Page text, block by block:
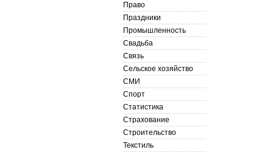
Право
Праздники
Промышленность
Свадьба
Связь
Сельское хозяйство
СМИ
Спорт
Статистика
Страхование
Строительство
Текстиль